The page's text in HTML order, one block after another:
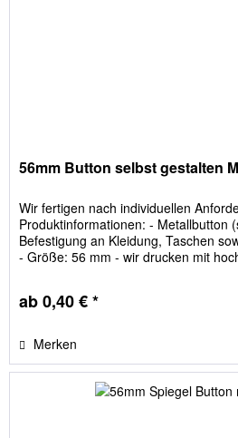
56mm Button selbst gestalten
Wir fertigen nach individuellen
Produktinformationen: - Metallbutton
Befestigung an Kleidung, Taschen
- Größe: 56 mm - wir drucken mit
Wir erhalten...
ab 0,40 € *
Merken